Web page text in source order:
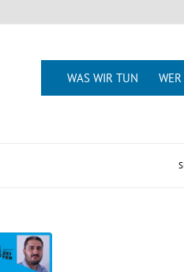
WAS WIR TUN